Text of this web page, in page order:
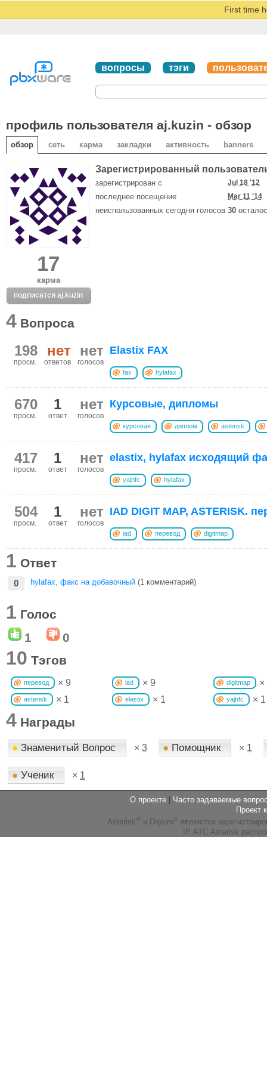
First time
вопросы тэги
профиль пользователя aj.kuzin - обзор
обзор сеть карма закладки активность banners
17
карма
подписатся aj.kuzin
Зарегистрированный
зарегистрирован с Jul 18 '12
последнее посещение Mar 11 '14
неиспользованных сегодня голосов 30
4 Вопроса
нет
голосов
нет
ответов
198
просм.
Elastix FAX
fax hylafax
нет
голосов
1
ответ
670
просм.
Курсовые, дипломы
курсовая диплом asterisk
нет
голосов
1
ответ
417
просм.
elastix, hylafax исходящий
yajhfc hylafax
нет
голосов
1
ответ
504
просм.
IAD DIGIT MAP, ASTERISK.
iad перевод digitmap
1 Ответ
0 hylafax, факс на добавочный (1 комментарий)
1 Голос
1
0
10 Тэгов
перевод × 9 iad × 9 digitmap ×
asterisk × 1 elastix × 1 yajhfc × 1
4 Награды
● Знаменитый Вопрос × 3 ● Помощник × 1
● Ученик × 1
О проекте
Часто задаваемые
Проект
Asterisk ® и Digium ® являются
IP АТС Asterisk